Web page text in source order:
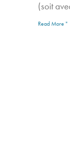
(soit
Read More "